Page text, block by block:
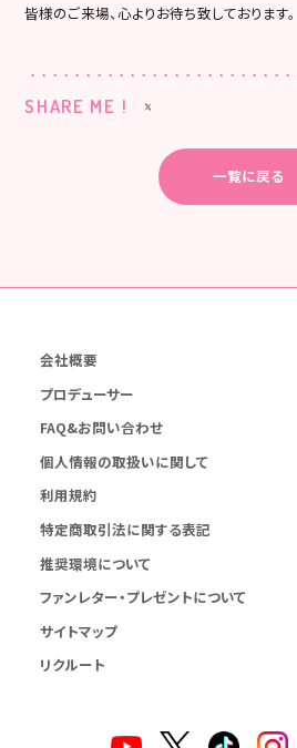
皆様のご来場、心よりお待ち致しております。
SHARE ME !
一覧に戻る
会社概要
プロデューサー
FAQ&お問い合わせ
個人情報の取扱いに関して
利用規約
特定商取引法に関する表記
推奨環境について
ファンレター・プレゼントについて
サイトマップ
リクルート